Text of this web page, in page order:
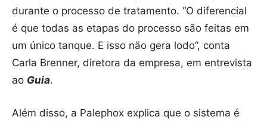
durante o processo de tratamento. “O diferencial
é que todas as etapas do processo são feitas em
um único tanque. E isso não gera lodo”, conta
Carla Brenner, diretora da empresa, em entrevista
ao Guia.
Além disso, a Palephox explica que o sistema é